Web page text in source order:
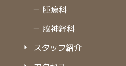
－ 腫瘍科
－ 脳神経科
スタッフ紹介